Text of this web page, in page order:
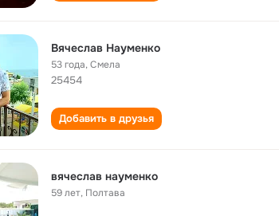
Вячеслав Науменко
53 года,Смела
25454
Добавить в друзья
вячеслав науменко
59 лет, Полтава